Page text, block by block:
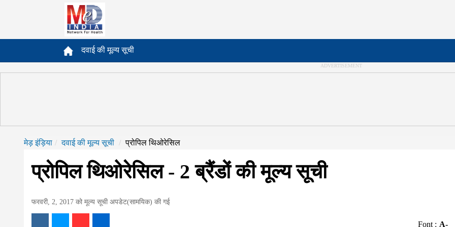
दवाई की मूल्य सूची
मेड़ इंड़िया दवाई की मूल्य सूची प्रोपिल थिओरेसिल
प्रोपिल थिओरेसिल - 2 ब्रैंडों की मूल्य सूची
फरवरी, 2, 2017 को मूल्य सूची अपडेट(सामयिक) की गई
Font : A-